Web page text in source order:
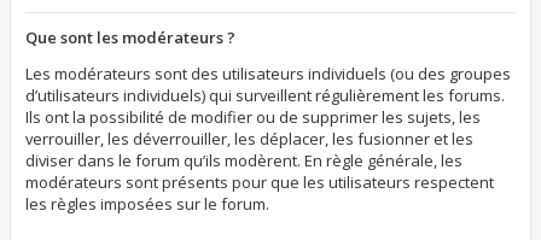
Que sont les modérateurs ?
Les modérateurs sont des utilisateurs individuels (ou des groupes
d’utilisateurs individuels) qui surveillent régulièrement les forums.
Ils ont la possibilité de modifier ou de supprimer les sujets, les
verrouiller, les déverrouiller, les déplacer, les fusionner et les
diviser dans le forum qu’ils modèrent. En règle générale, les
modérateurs sont présents pour que les utilisateurs respectent
les règles imposées sur le forum.